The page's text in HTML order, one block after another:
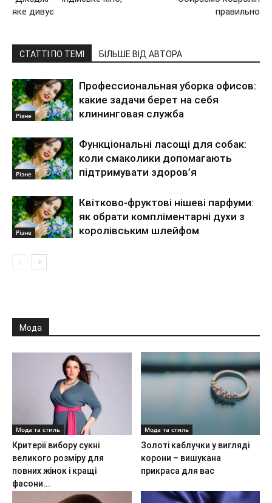
яке дивує
правильно
СТАТТІ ПО ТЕМІ БІЛЬШЕ ВІД АВТОРА
Різне
Профессиональная уборка офисов:
какие задачи берет на себя
клининговая служба
Різне
Функціональні ласощі для собак:
коли смаколики допомагають
підтримувати здоров’я
Різне
Квітково-фруктові нішеві парфуми:
як обрати компліментарні духи з
королівським шлейфом
Мода
Мода та стиль
Критерії вибору сукні
великого розміру для
повних жінок і кращі
фасони...
Мода та стиль
Золоті каблучки у вигляді
корони – вишукана
прикраса для вас